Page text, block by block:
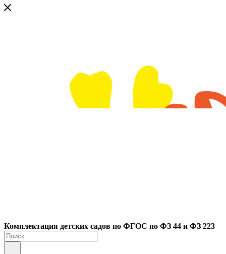
Комплектация детских садов по ФГОC по ФЗ 44 и ФЗ 223